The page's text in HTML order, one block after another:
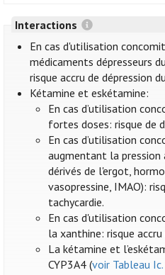
Interactions
En cas d'utilisation
médicaments dépresseurs
risque accru de dépression
Kétamine et eskétamine:
En cas d’utilisation
fortes doses: risque de
En cas d’utilisation
augmentant la
dérivés de l'ergot,
vasopressine, IMAO):
tachycardie.
En cas d'utilisation
la xanthine: risque
La kétamine et
CYP3A4 (voir Tableau